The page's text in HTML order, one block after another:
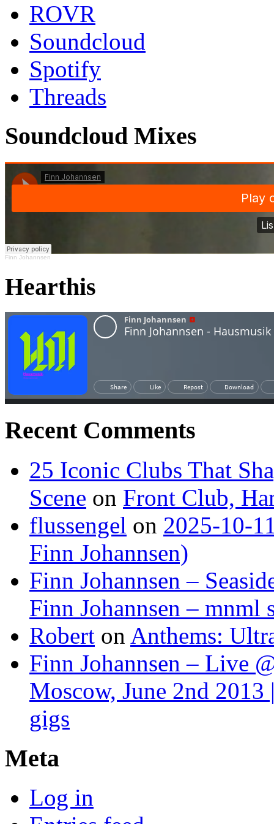
ROVR
Soundcloud
Spotify
Threads
Soundcloud Mixes
Finn Johannsen
Hearthis
Recent Comments
25 Iconic Clubs That
Scene on Front Club,
flussengel on 2025-10-
Finn Johannsen)
Finn Johannsen –
Finn Johannsen – mnml
Robert on Anthems:
Finn Johannsen – Live
Moscow, June 2nd 2013
gigs
Meta
Log in